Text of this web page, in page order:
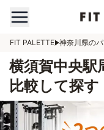
FIT PALETTE 神奈川県の
横須賀中央駅
比較して探す